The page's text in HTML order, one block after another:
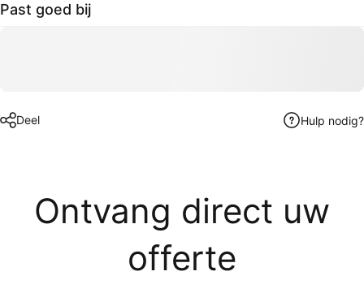
Past goed bij
Deel Hulp nodig?
Ontvang direct uw
offerte